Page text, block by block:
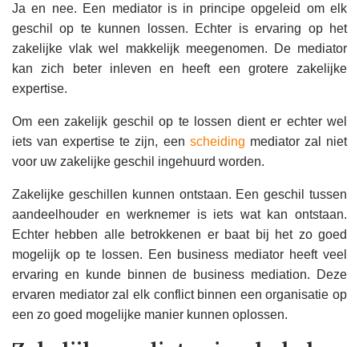
Ja en nee. Een mediator is in principe opgeleid om elk
geschil op te kunnen lossen. Echter is ervaring op het
zakelijke vlak wel makkelijk meegenomen. De mediator
kan zich beter inleven en heeft een grotere zakelijke
expertise.
Om een zakelijk geschil op te lossen dient er echter wel
iets van expertise te zijn, een scheiding mediator zal niet
voor uw zakelijke geschil ingehuurd worden.
Zakelijke geschillen kunnen ontstaan. Een geschil tussen
aandeelhouder en werknemer is iets wat kan ontstaan.
Echter hebben alle betrokkenen er baat bij het zo goed
mogelijk op te lossen. Een business mediator heeft veel
ervaring en kunde binnen de business mediation. Deze
ervaren mediator zal elk conflict binnen een organisatie op
een zo goed mogelijke manier kunnen oplossen.